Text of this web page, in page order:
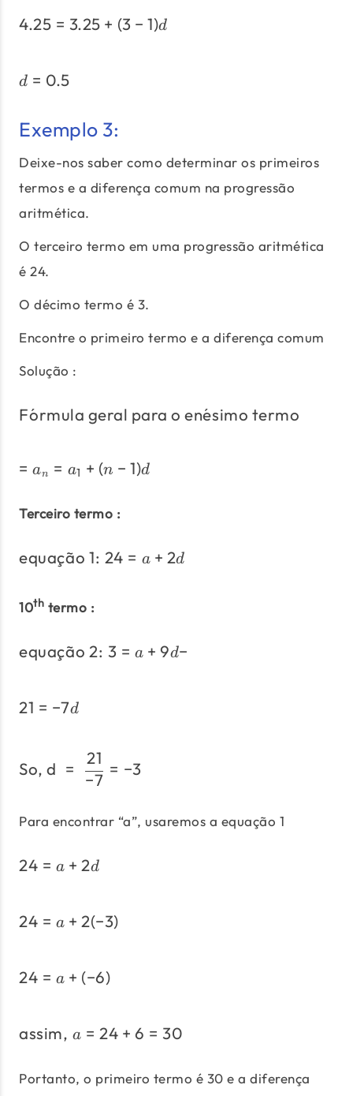
4.25 = 3.25 + (3 − 1)d
d = 0.5
Exemplo 3:
Deixe-nos saber como determinar os primeiros
termos e a diferença comum na progressão
aritmética.
O terceiro termo em uma progressão aritmética
é 24.
O décimo termo é 3.
Encontre o primeiro termo e a diferença comum
Solução :
\text{Fórmula geral
Fo
ˊ rmula geral para o ene
ˊsimo termo
= an = a1 + (n − 1)d
Terceiro termo :
\text{equação
equac
¸a
˜o 1: 24 = a + 2d
10th termo :
\text{equação
equac
¸a
˜o 2: 3 = a + 9d−
21 = −7d
So, d =
−7
21
= −3
Para encontrar “a”, usaremos a equação 1
24 = a + 2d
24 = a + 2(−3)
24 = a + (−6)
assim, a = 24 + 6 = 30
Portanto, o primeiro termo é 30 e a diferença